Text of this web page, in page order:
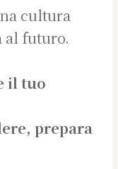
cultura
al futuro.
il tuo
prepara